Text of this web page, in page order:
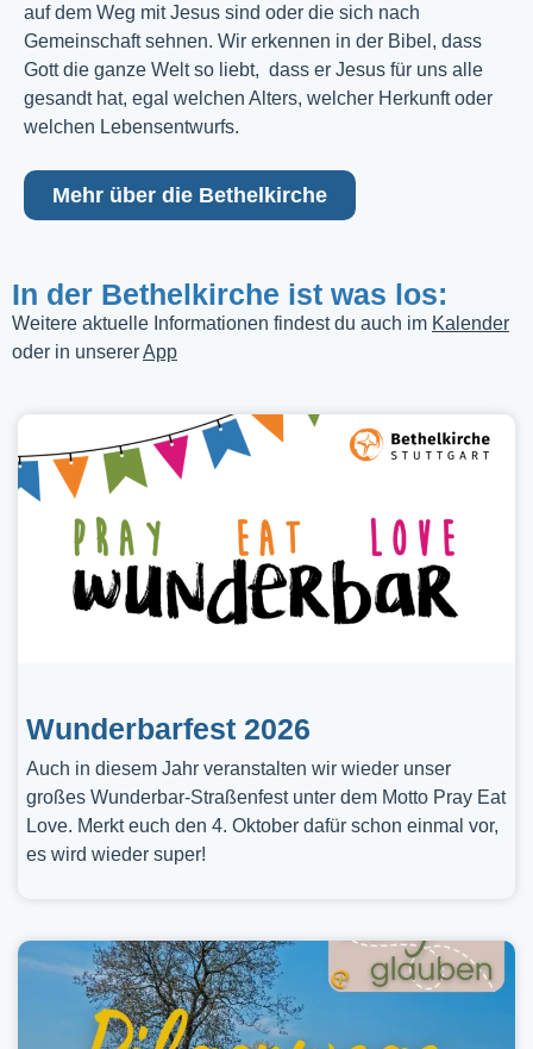
auf dem Weg mit Jesus sind oder die sich nach
Gemeinschaft sehnen. Wir erkennen in der Bibel, dass
Gott die ganze Welt so liebt, dass er Jesus für uns alle
gesandt hat, egal welchen Alters, welcher Herkunft oder
welchen Lebensentwurfs.
Mehr über die Bethelkirche
In der Bethelkirche ist was los:
Weitere aktuelle Informationen findest du auch im Kalender
oder in unsererApp
Wunderbarfest 2026
Auch in diesem Jahr veranstalten wir wieder unser
großes Wunderbar-Straßenfest unter dem Motto Pray Eat
Love. Merkt euch den 4. Oktober dafür schon einmal vor,
es wird wieder super!